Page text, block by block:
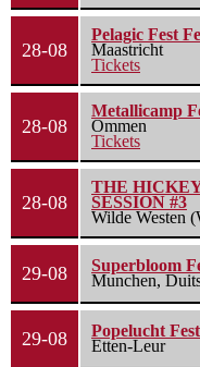
28-08
Pelagic Fest
Maastricht
Tickets
28-08
Metallicamp
Ommen
Tickets
28-08
THE
SESSION #3
Wilde Westen
29-08
Superbloom
Munchen,
29-08
Popelucht
Etten-Leur